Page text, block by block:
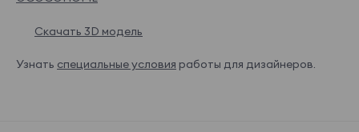
Скачать 3D модель
Узнать специальные условия работы для дизайнеров.